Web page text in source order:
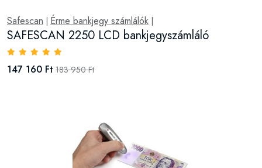
Safescan Érme bankjegy számlálók
SAFESCAN 2250 LCD bankjegyszámláló
147 160 Ft 183 950 Ft